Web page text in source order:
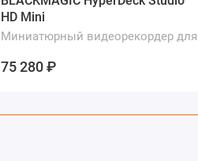
HD Mini
Миниатюрный видеорекордер для
качестве на SD-карты и SSD-диски
75 280 ₽